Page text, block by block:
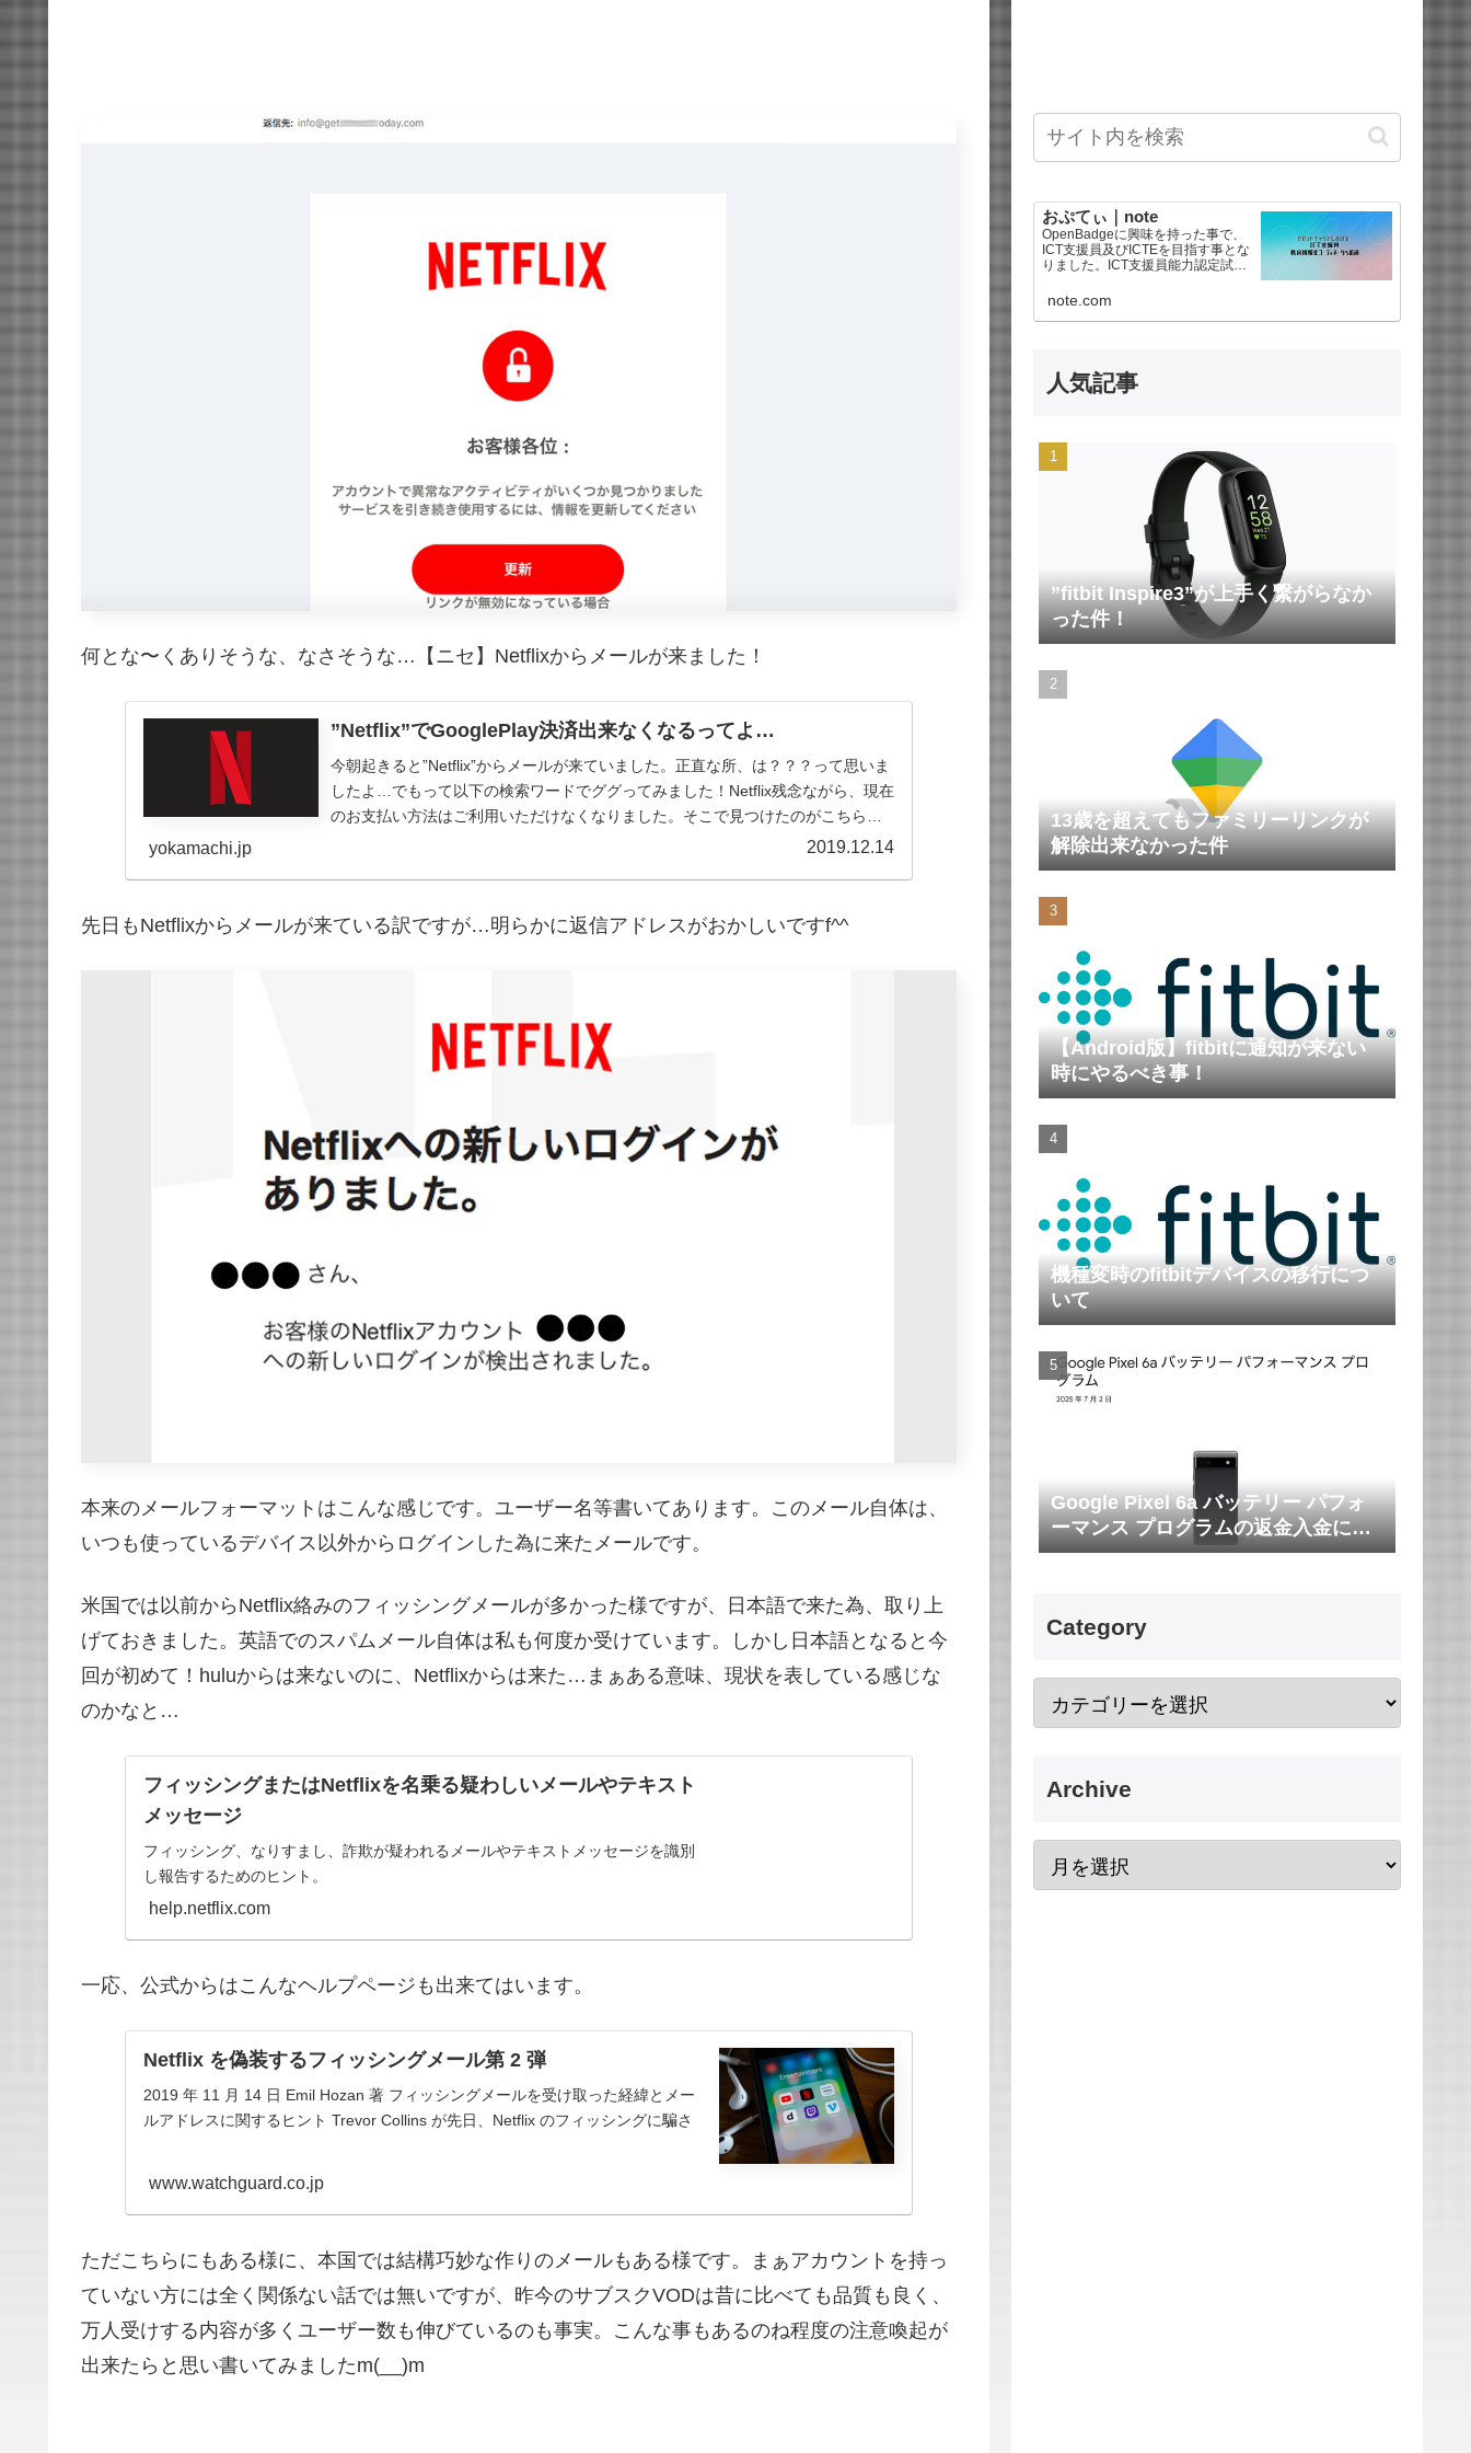
何とな〜くありそうな、なさそうな…【ニセ】Netflixからメールが来ました！
”Netflix”でGooglePlay決済出来なくなるってよ…
今朝起きると”Netflix”からメールが来ていました。正直な所、は？？？って思いま
したよ…でもって以下の検索ワードでググってみました！Netflix残念ながら、現在
のお支払い方法はご利用いただけなくなりました。そこで見つけたのがこちらの
yokamachi.jp 2019.12.14
先日もNetflixからメールが来ている訳ですが…明らかに返信アドレスがおかしいですf^^
本来のメールフォーマットはこんな感じです。ユーザー名等書いてあります。このメール自体は、
いつも使っているデバイス以外からログインした為に来たメールです。
米国では以前からNetflix絡みのフィッシングメールが多かった様ですが、日本語で来た為、取り上
げておきました。英語でのスパムメール自体は私も何度か受けています。しかし日本語となると今
回が初めて！huluからは来ないのに、Netflixからは来た…まぁある意味、現状を表している感じな
のかなと…
フィッシングまたはNetflixを名乗る疑わしいメールやテキスト
メッセージ
フィッシング、なりすまし、詐欺が疑われるメールやテキストメッセージを識別
し報告するためのヒント。
help.netflix.com
一応、公式からはこんなヘルプページも出来てはいます。
Netflix を偽装するフィッシングメール第 2 弾
2019 年 11 月 14 日 Emil Hozan 著 フィッシングメールを受け取った経緯とメー
ルアドレスに関するヒント Trevor Collins が先日、Netflix のフィッシングに騙さ
www.watchguard.co.jp
ただこちらにもある様に、本国では結構巧妙な作りのメールもある様です。まぁアカウントを持っ
ていない方には全く関係ない話では無いですが、昨今のサブスクVODは昔に比べても品質も良く、
万人受けする内容が多くユーザー数も伸びているのも事実。こんな事もあるのね程度の注意喚起が
出来たらと思い書いてみましたm(__)m
おぷてぃ｜note
OpenBadgeに興味を持った事で、
ICT支援員及びICTEを目指す事とな
りました。ICT支援員能力認定試験
コーディネータ3級を2026年に合格
【海外ドラマ感想文】もあるよ^
note.com
人気記事
”fitbit Inspire3”が上手く繋がらなか
った件！
13歳を超えてもファミリーリンクが
解除出来なかった件
【Android版】fitbitに通知が来ない
時にやるべき事！
機種変時のfitbitデバイスの移行につ
いて
Google Pixel 6a バッテリー パフォ
ーマンス プログラムの返金入金につ
いて
Category
Archive